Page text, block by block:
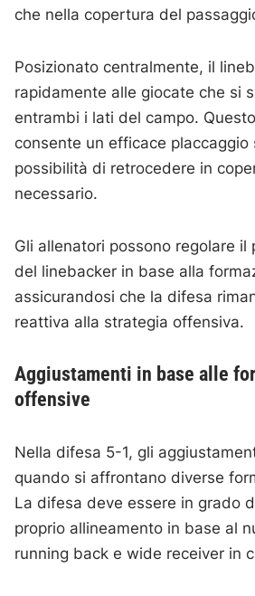
che nella copertura del
Posizionato centralmente, il
rapidamente alle giocate che si
entrambi i lati del campo.
consente un efficace placcaggio
possibilità di retrocedere in
necessario.
Gli allenatori possono regolare il
del linebacker in base alla
assicurandosi che la difesa
reattiva alla strategia offensiva.
Aggiustamenti in base alle
offensive
Nella difesa 5-1, gli
quando si affrontano diverse
La difesa deve essere in grado
proprio allineamento in base al
running back e wide receiver in